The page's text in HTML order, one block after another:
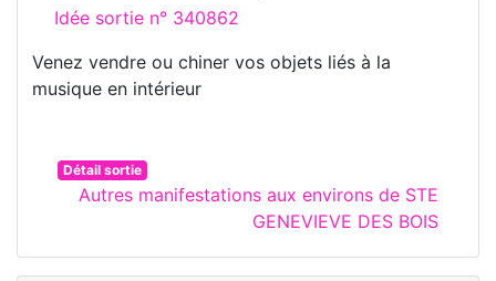
Idée sortie n° 340862
Venez vendre ou chiner vos objets liés à la
musique en intérieur
Détail sortie
Autres manifestations aux environs de STE
GENEVIEVE DES BOIS